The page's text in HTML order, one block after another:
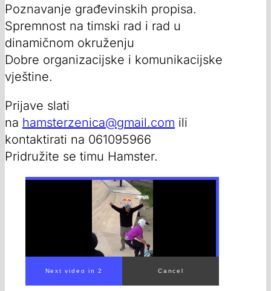
Poznavanje građevinskih propisa.
Spremnost na timski rad i rad u
dinamičnom okruženju
Dobre organizacijske i komunikacijske
vještine.
Prijave slati
na hamsterzenica@gmail.com ili
kontaktirati na 061095966
Pridružite se timu Hamster.
00:00/ 00:42